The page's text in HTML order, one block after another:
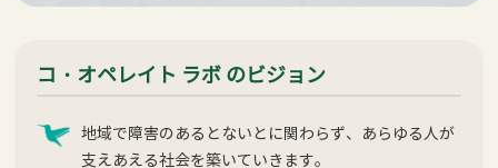
コ・オペレイト ラボ のビジョン
地域で障害のあるとないとに関わらず、あらゆる人が
支えあえる社会を築いていきます。